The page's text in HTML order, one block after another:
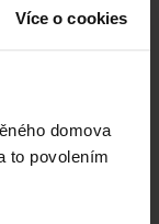
Více o cookies
domova
to povolením
kuchyně.
10
10 000 Kč